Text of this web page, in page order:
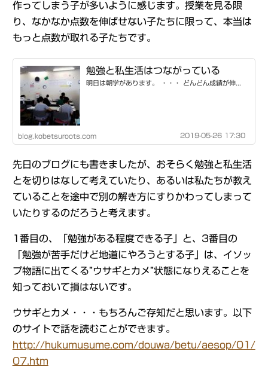
作ってしまう子が多いように感じます。授業を見る限
り、なかなか点数を伸ばせない子たちに限って、本当は
もっと点数が取れる子たちです。
勉強と私生活はつながっている
明日は朝学があります。 ・・・ どんどん成績が伸...
blog.kobetsuroots.com 2019-05-26 17:30
先日のブログにも書きましたが、おそらく勉強と私生活
とを切りはなして考えていたり、あるいは私たちが教え
ていることを途中で別の解き方にすりかわってしまって
いたりするのだろうと考えます。
1番目の、「勉強がある程度できる子」と、3番目の
「勉強が苦手だけど地道にやろうとする子」は、イソッ
プ物語に出てくる”ウサギとカメ”状態になりえることを
知っておいて損はないです。
ウサギとカメ・・・もちろんご存知だと思います。以下
のサイトで話を読むことができます。
http://hukumusume.com/douwa/betu/aesop/01/
07.htm